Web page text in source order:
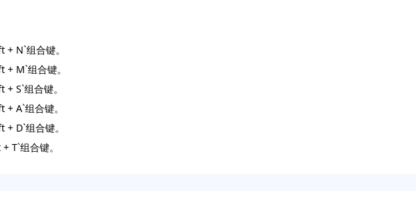
N`组合键。
M`组合键。
S`组合键。
A`组合键。
D`组合键。
T`组合键。